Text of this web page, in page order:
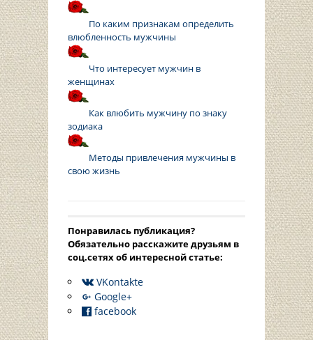
По каким признакам определить
влюбленность мужчины
Что интересует мужчин в
женщинах
Как влюбить мужчину по знаку
зодиака
Методы привлечения мужчины в
свою жизнь
Понравилась публикация?
Oбязательно расскажите друзьям в
соц.сетях об интересной статье:
VKontakte
Google+
facebook